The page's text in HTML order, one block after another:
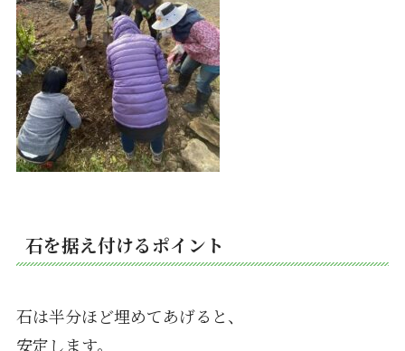
石を据え付けるポイント
石は半分ほど埋めてあげると、
安定します。